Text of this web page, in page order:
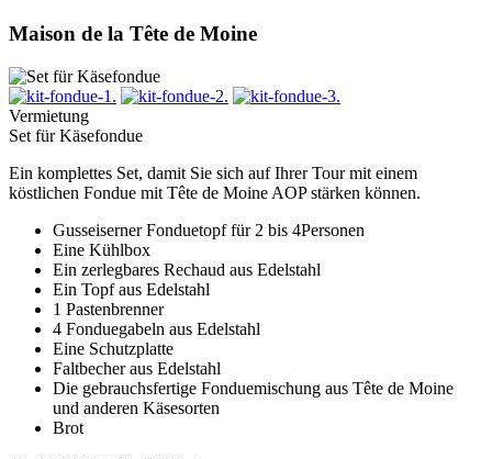
Maison de la Tête de Moine
Vermietung
Set für Käsefondue
Ein komplettes Set, damit Sie sich auf Ihrer Tour mit einem
köstlichen Fondue mit Tête de Moine AOP stärken können.
Gusseiserner Fonduetopf für 2 bis 4Personen
Eine Kühlbox
Ein zerlegbares Rechaud aus Edelstahl
Ein Topf aus Edelstahl
1 Pastenbrenner
4 Fonduegabeln aus Edelstahl
Eine Schutzplatte
Faltbecher aus Edelstahl
Die gebrauchsfertige Fonduemischung aus Tête de Moine
und anderen Käsesorten
Brot